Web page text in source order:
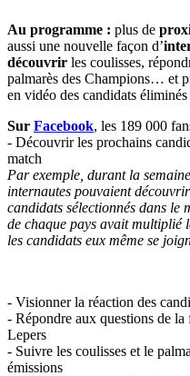
Au programme : plus de
aussi une nouvelle façon d’
découvrir les coulisses,
palmarès des Champions… et
en vidéo des candidats
Sur Facebook, les 189 000
- Découvrir les prochains
match
Par exemple, durant la
internautes pouvaient
candidats sélectionnés dans le
de chaque pays avait multiplié
les candidats eux même se
- Visionner la réaction des
- Répondre aux questions de
Lepers
- Suivre les coulisses et le
émissions